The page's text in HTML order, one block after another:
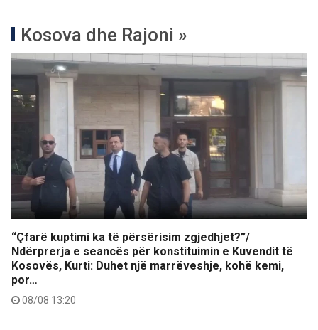
Kosova dhe Rajoni »
“Çfarë kuptimi ka të përsërisim zgjedhjet?”/
Ndërprerja e seancës për konstituimin e Kuvendit të
Kosovës, Kurti: Duhet një marrëveshje, kohë kemi,
por…
08/08 13:20